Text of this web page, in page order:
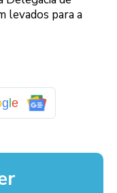
levados para a
g e